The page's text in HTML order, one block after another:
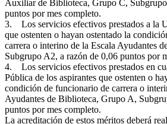
Auxiliar de Biblioteca, Grupo C,
puntos por mes completo.
3. Los servicios efectivos prestados a la
que ostenten o hayan ostentado la
carrera o interino de la Escala Ayudantes
Subgrupo A2, a razón de 0,06 puntos por
4. Los servicios efectivos prestados en
Pública de los aspirantes que ostenten o
condición de funcionario de carrera o
Ayudantes de Biblioteca, Grupo A,
puntos por mes completo.
La acreditación de estos méritos deberá